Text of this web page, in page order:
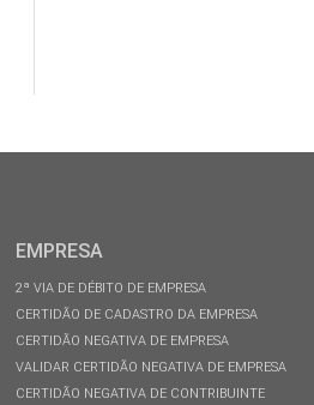
EMPRESA
2ª VIA DE DÉBITO DE EMPRESA
CERTIDÃO DE CADASTRO DA EMPRESA
CERTIDÃO NEGATIVA DE EMPRESA
VALIDAR CERTIDÃO NEGATIVA DE EMPRESA
CERTIDÃO NEGATIVA DE CONTRIBUINTE